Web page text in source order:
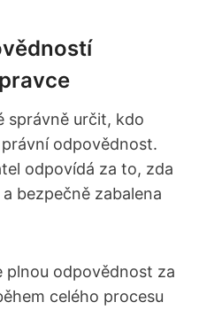
správně určit, kdo
odpovědnost.
odpovídá za to, zda
bezpečně zabalena
plnou odpovědnost za
celého procesu